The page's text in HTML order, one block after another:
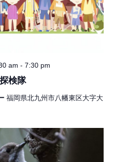
検隊
am - 7:30 pm
福岡県北九州市八幡東区大字大